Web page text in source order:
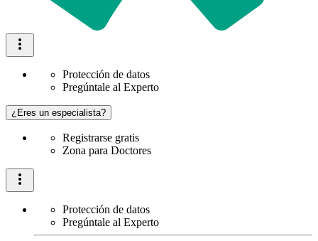
Protección de datos
Pregúntale al Experto
¿Eres un especialista?
Registrarse gratis
Zona para Doctores
Protección de datos
Pregúntale al Experto